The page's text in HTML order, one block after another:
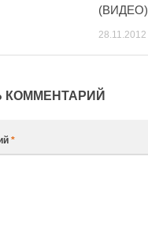
(ВИДЕО)
28.11.2012
КОММЕНТАРИЙ
*